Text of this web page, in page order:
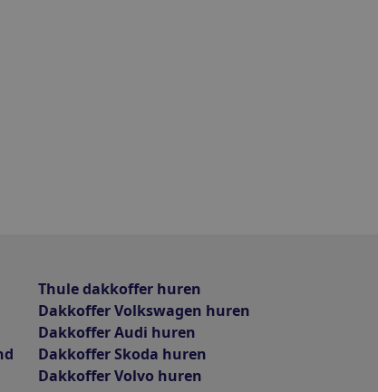
Thule dakkoffer huren
Dakkoffer Volkswagen huren
Dakkoffer Audi huren
Dakkoffer Skoda huren
Dakkoffer Volvo huren